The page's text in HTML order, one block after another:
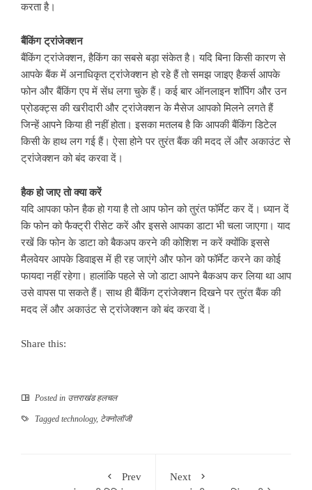
करता है।
बैंकिंग ट्रांजेक्शन
बैंकिंग ट्रांजेक्शन, हैकिंग का सबसे बड़ा संकेत है। यदि बिना किसी कारण से
आपके बैंक में अनाधिकृत ट्रांजेक्शन हो रहे हैं तो समझ जाइए हैकर्स आपके
फोन और बैंकिंग एप में सेंध लगा चुके हैं। कई बार ऑनलाइन शॉपिंग और उन
प्रोडक्ट्स की खरीदारी और ट्रांजेक्शन के मैसेज आपको मिलने लगते हैं
जिन्हें आपने किया ही नहीं होता। इसका मतलब है कि आपकी बैंकिंग डिटेल
किसी के हाथ लग गई हैं। ऐसा होने पर तुरंत बैंक की मदद लें और अकाउंट से
ट्रांजेक्शन को बंद करवा दें।
हैक हो जाए तो क्या करें
यदि आपका फोन हैक हो गया है तो आप फोन को तुरंत फॉर्मेट कर दें। ध्यान दें
कि फोन को फैक्ट्री रीसेट करें और इससे आपका डाटा भी चला जाएगा। याद
रखें कि फोन के डाटा को बैकअप करने की कोशिश न करें क्योंकि इससे
मैलवेयर आपके डिवाइस में ही रह जाएंगे और फोन को फॉर्मेट करने का कोई
फायदा नहीं रहेगा। हालांकि पहले से जो डाटा आपने बैकअप कर लिया था आप
उसे वापस पा सकते हैं। साथ ही बैंकिंग ट्रांजेक्शन दिखने पर तुरंत बैंक की
मदद लें और अकाउंट से ट्रांजेक्शन को बंद करवा दें।
Share this:
Posted in उत्तराखंड हलचल
Tagged technology, टेक्नोलॉजी
Prev
Next